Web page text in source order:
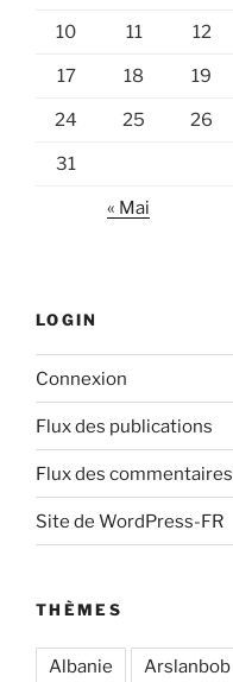
10 11 12
17 18 19
24 25 26
31
« Mai
LOGIN
Connexion
Flux des publications
Flux des commentaires
Site de WordPress-FR
THÈMES
Albanie Arslanbob